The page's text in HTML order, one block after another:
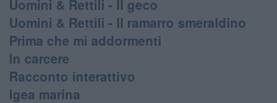
Uomini & Rettili - Il geco
Uomini & Rettili - Il ramarro smeraldino
Prima che mi addormenti
In carcere
Racconto interattivo
Igea marina